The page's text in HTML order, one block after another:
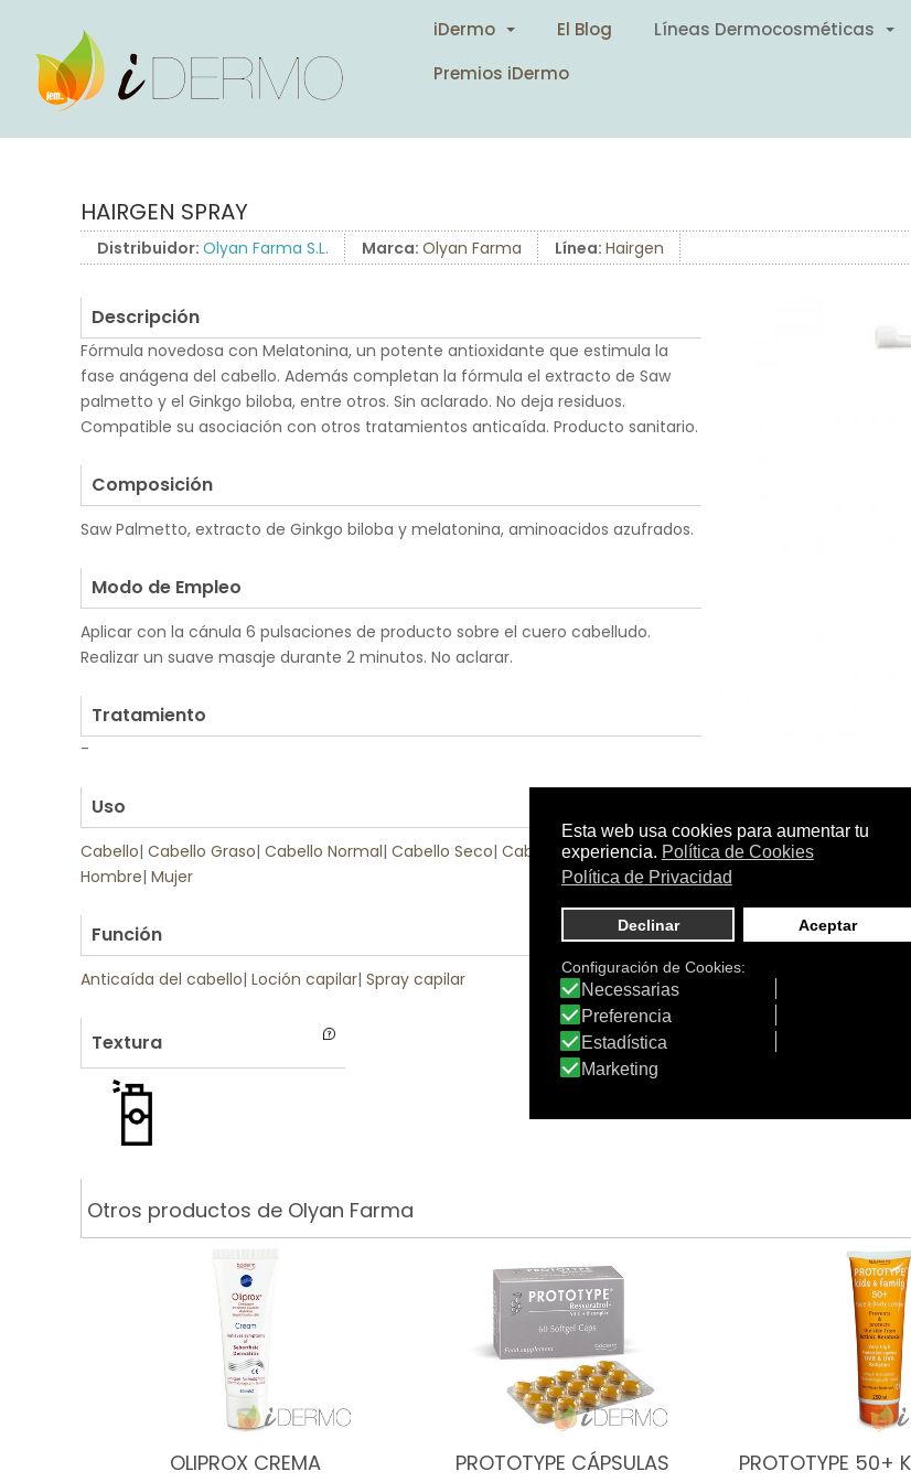
iDermo El Blog Líneas Dermocosméticas
Premios iDermo
HAIRGEN SPRAY
Distribuidor: Olyan Farma S.L. Marca: Olyan Farma Línea: Hairgen
Tamaño:125 ml.
Descripción
Fórmula novedosa con Melatonina, un potente antioxidante que estimula la
fase anágena del cabello. Además completan la fórmula el extracto de Saw
palmetto y el Ginkgo biloba, entre otros. Sin aclarado. No deja residuos.
Compatible su asociación con otros tratamientos anticaída. Producto sanitario.
Composición
Saw Palmetto, extracto de Ginkgo biloba y melatonina, aminoacidos azufrados.
Modo de Empleo
Aplicar con la cánula 6 pulsaciones de producto sobre el cuero cabelludo.
Realizar un suave masaje durante 2 minutos. No aclarar.
Tratamiento
-
Uso
Cabello| Cabello Graso| Cabello Normal| Cabello Seco| Cabello con Problemas|
Hombre| Mujer
Función
Anticaída del cabello| Loción capilar| Spray capilar
Textura
Otros productos de Olyan Farma
OLIPROX CREMA PROTOTYPE CÁPSULAS PROTOTYPE 50+